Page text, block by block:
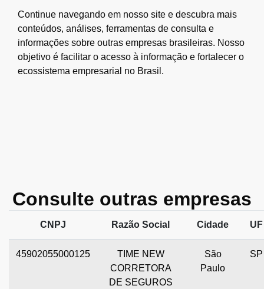
Continue navegando em nosso site e descubra mais
conteúdos, análises, ferramentas de consulta e
informações sobre outras empresas brasileiras. Nosso
objetivo é facilitar o acesso à informação e fortalecer o
ecossistema empresarial no Brasil.
Consulte outras empresas
CNPJ Razão Social Cidade UF
45902055000125
TIME NEW
CORRETORA
DE SEGUROS
São
Paulo
SP